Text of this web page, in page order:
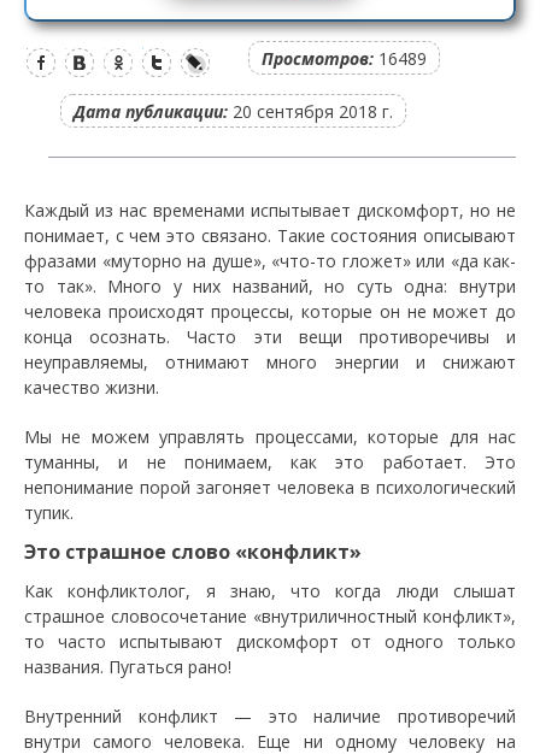
Просмотров: 16489
Дата публикации: 20 сентября 2018 г.
Каждый из нас временами испытывает дискомфорт, но не
понимает, с чем это связано. Такие состояния описывают
фразами «муторно на душе», «что-то гложет» или «да как-
то так». Много у них названий, но суть одна: внутри
человека происходят процессы, которые он не может до
конца осознать. Часто эти вещи противоречивы и
неуправляемы, отнимают много энергии и снижают
качество жизни.
Мы не можем управлять процессами, которые для нас
туманны, и не понимаем, как это работает. Это
непонимание порой загоняет человека в психологический
тупик.
Это страшное слово «конфликт»
Как конфликтолог, я знаю, что когда люди слышат
страшное словосочетание «внутриличностный конфликт»,
то часто испытывают дискомфорт от одного только
названия. Пугаться рано!
Внутренний конфликт — это наличие противоречий
внутри самого человека. Еще ни одному человеку на